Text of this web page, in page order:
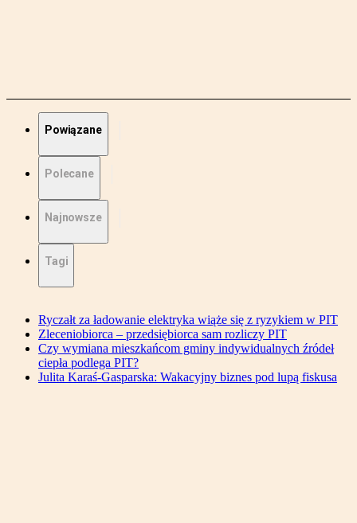
Powiązane
Polecane
Najnowsze
Tagi
Ryczałt za ładowanie elektryka wiąże się z ryzykiem w PIT
Zleceniobiorca – przedsiębiorca sam rozliczy PIT
Czy wymiana mieszkańcom gminy indywidualnych źródeł
ciepła podlega PIT?
Julita Karaś-Gasparska: Wakacyjny biznes pod lupą fiskusa